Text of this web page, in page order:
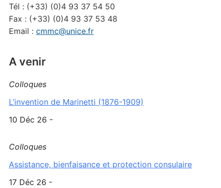
Tél : (+33) (0)4 93 37 54 50
Fax : (+33) (0)4 93 37 53 48
Email : cmmc@unice.fr
A venir
Colloques
L’invention de Marinetti (1876-1909)
10 Déc 26 -
Colloques
Assistance, bienfaisance et protection consulaire
17 Déc 26 -